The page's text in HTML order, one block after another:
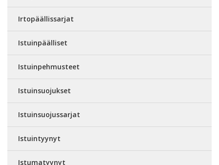
Irtopäällissarjat
Istuinpäälliset
Istuinpehmusteet
Istuinsuojukset
Istuinsuojussarjat
Istuintyynyt
Istumatyynyt